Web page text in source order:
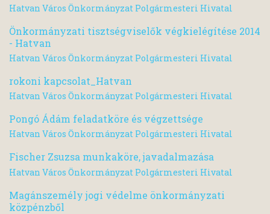
Hatvan Város Önkormányzat Polgármesteri Hivatal
Önkormányzati tisztségviselők végkielégítése 2014
- Hatvan
Hatvan Város Önkormányzat Polgármesteri Hivatal
rokoni kapcsolat_Hatvan
Hatvan Város Önkormányzat Polgármesteri Hivatal
Pongó Ádám feladatköre és végzettsége
Hatvan Város Önkormányzat Polgármesteri Hivatal
Fischer Zsuzsa munkaköre, javadalmazása
Hatvan Város Önkormányzat Polgármesteri Hivatal
Magánszemély jogi védelme önkormányzati
közpénzből